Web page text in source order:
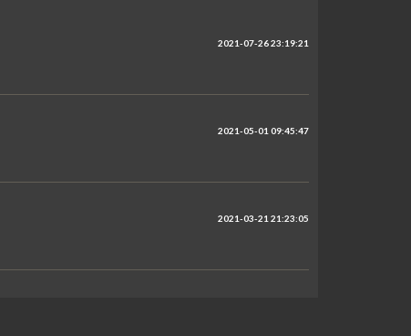
2021-07-26 23:19:21
2021-05-01 09:45:47
2021-03-21 21:23:05